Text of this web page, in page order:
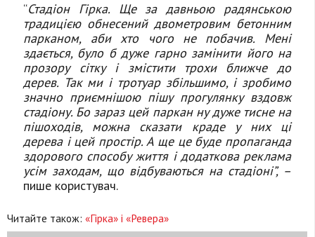
“Стадіон Гірка. Ще за давньою радянською
традицією обнесений двометровим бетонним
парканом, аби хто чого не побачив. Мені
здається, було б дуже гарно замінити його на
прозору сітку і змістити трохи ближче до
дерев. Так ми і тротуар збільшимо, і зробимо
значно приємнішою пішу прогулянку вздовж
стадіону. Бо зараз цей паркан ну дуже тисне на
пішоходів, можна сказати краде у них ці
дерева і цей простір. А ще це буде пропаганда
здорового способу життя і додаткова реклама
усім заходам, що відбуваються на стадіоні”, –
пише користувач.
Читайте також: «Гірка» і «Ревера»